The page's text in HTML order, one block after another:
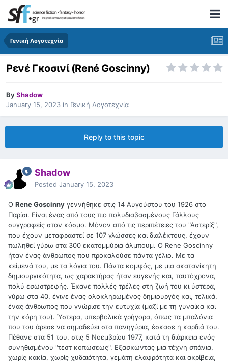
Γενική Λογοτεχνία
Ρενέ Γκοσινί (René Goscinny)
ByShadow
January 15, 2023 in Γενική Λογοτεχνία
Reply to this topic
Shadow
Posted January 15, 2023
Ο Rene Goscinny γεννήθηκε στις 14 Αυγούστου του 1926 στο
Παρίσι. Είναι ένας από τους πιο πολυδιαβασμένους Γάλλους
συγγραφείς στον κόσμο. Μόνον από τις περιπέτειες του "Αστερίξ",
που έχουν μεταφραστεί σε 107 γλώσσες και διαλέκτους, έχουν
πωληθεί γύρω στα 300 εκατομμύρια άλμπουμ. Ο Rene Goscinny
ήταν ένας άνθρωπος που προκαλούσε πάντα γέλιο. Με τα
κείμενά του, με τα λόγια του. Πάντα κομψός, με μια ακατανίκητη
δημιουργικότητα, ως χαρακτήρας ήταν ευγενής και, ταυτόχρονα,
πολύ εσωστρεφής. Έκανε πολλές τρέλες στη ζωή του κι ύστερα,
γύρω στα 40, έγινε ένας ολοκληρωμένος δημιουργός και, τελικά,
ένας άνθρωπος που γνώρισε την ευτυχία (μαζί με τη γυναίκα και
την κόρη του). Ύστερα, υπερβολικά γρήγορα, όπως τα μπαλόνια
που του άρεσε να σημαδεύει στα πανηγύρια, έσκασε η καρδιά του.
Πέθανε στα 51 του, στις 5 Νοεμβρίου 1977, κατά τη διάρκεια ενός
συνηθισμένου "τεστ κοπώσεως". Εξασκώντας μια τέχνη σπάνια,
χωρίς κακία, χωρίς χυδαιότητα, γεμάτη ελαφρότητα και ακρίβεια,